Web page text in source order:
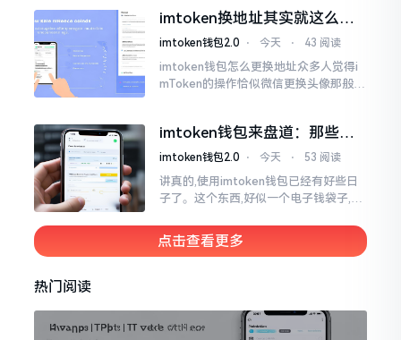
imtoken换地址其实就这么回
事
imtoken钱包2.0 ⋅ 今天 ⋅ 43 阅读
imtoken钱包怎么更换地址众多人觉得i
mToken的操作恰似微信更换头像那般简
据助记词来生成的,通俗讲
imtoken钱包来盘道：那些踩
过的坑和保命招
imtoken钱包2.0 ⋅ 今天 ⋅ 53 阅读
讲真的,使用imtoken钱包已经有好些日
子了。这个东西,好似一个电子钱袋子,里
来一帆风顺、毫无阻碍,有的人使用起来
却提心吊胆、神经紧绷。
点击查看更多
热门阅读